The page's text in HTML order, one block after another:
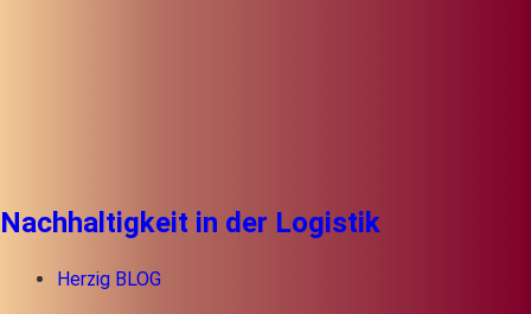
Nachhaltigkeit in der Logistik
Herzig BLOG